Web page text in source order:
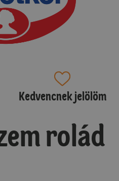
Kedvencnek jelölöm
rolád